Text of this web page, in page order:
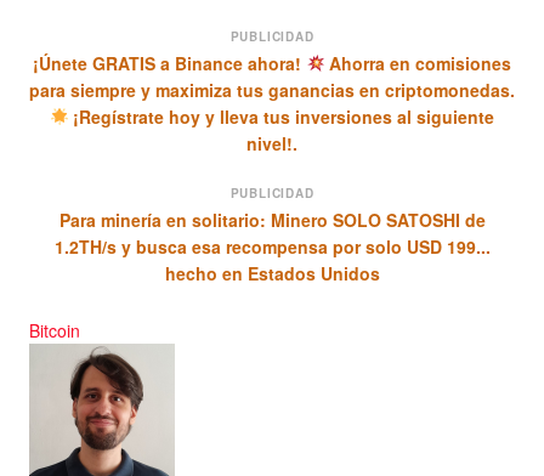
PUBLICIDAD
¡Únete GRATIS a Binance ahora!
Ahorra en comisiones
para siempre y maximiza tus ganancias en criptomonedas.
¡Regístrate hoy y lleva tus inversiones al siguiente
nivel!.
PUBLICIDAD
Para minería en solitario: Minero SOLO SATOSHI de
1.2TH/s y busca esa recompensa por solo USD 199...
hecho en Estados Unidos
Bitcoin